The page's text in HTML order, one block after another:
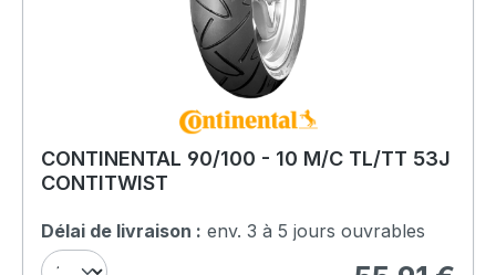
CONTINENTAL 90/100 - 10 M/C TL/TT 53J
CONTITWIST
Délai de livraison : env. 3 à 5 jours ouvrables